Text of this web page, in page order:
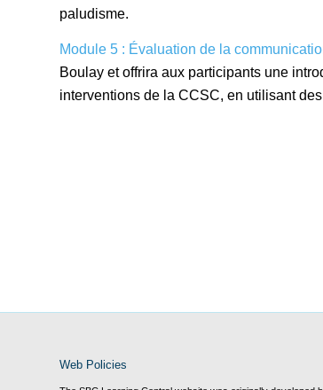
paludisme.
Module 5 : Évaluation de la
Boulay et offrira aux participants une
interventions de la CCSC, en utilisant
Web Policies